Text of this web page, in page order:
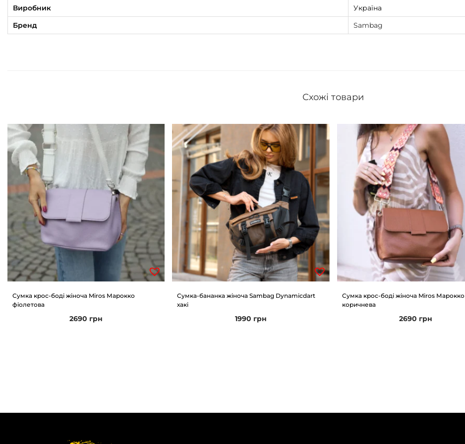
Виробник
Україна
Бренд
Sambag
Схожі товари
Сумка крос-боді жіноча Miros Марокко
фіолетова
2690 грн
Сумка-бананка жіноча Sambag Dynamicdart
хакі
1990 грн
Сумка крос-боді жіноча Miros Марокко
коричнева
2690 грн